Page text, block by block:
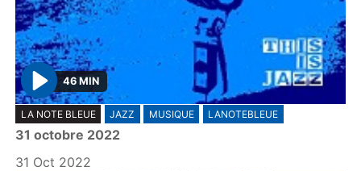
P
l
a
y
46 MIN
LA NOTE BLEUE JAZZ MUSIQUE LANOTEBLEUE
31 octobre 2022
31 Oct 2022